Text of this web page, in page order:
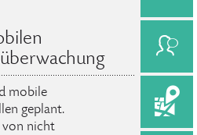
mobile
geplant.
von nicht